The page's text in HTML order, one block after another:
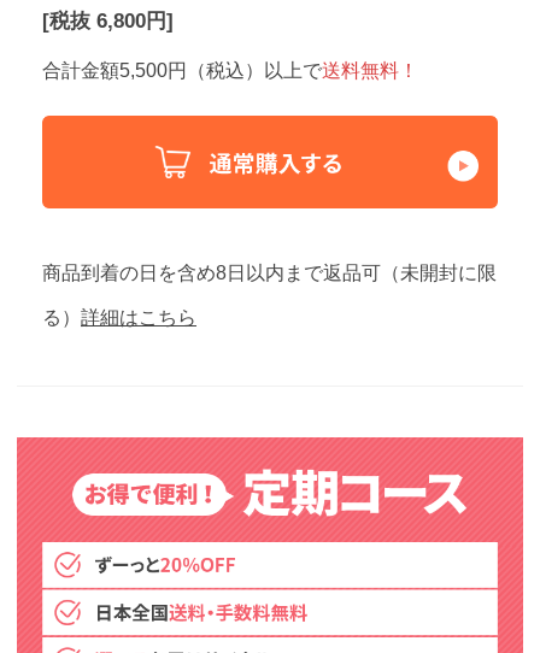
[税抜 6,800円]
合計金額5,500円（税込）以上で送料無料！
商品到着の日を含め8日以内まで返品可（未開封に限
る）詳細はこちら